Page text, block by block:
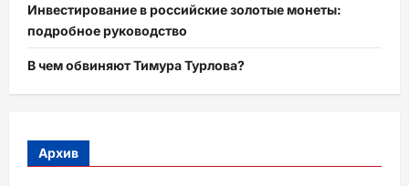
Инвестирование в российские золотые монеты:
подробное руководство
В чем обвиняют Тимура Турлова?
Архив